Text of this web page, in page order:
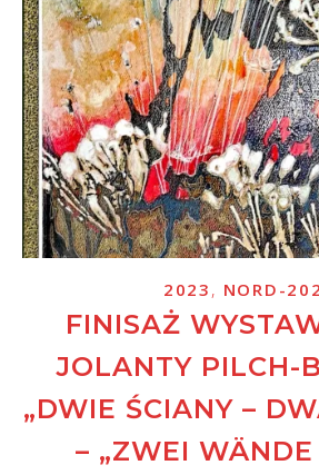
2023 , NORD-
FINISAŻ
JOLANTY PILCH-
„DWIE ŚCIANY –
– „ZWEI